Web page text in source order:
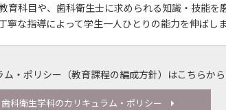
科目や、歯科衛生士に求められる知識・技能を
な指導によって学生一人ひとりの能力を伸ばしま
・ポリシー（教育課程の編成方針）はこちらから
歯科衛生学科のカリキュラム・ポリシー